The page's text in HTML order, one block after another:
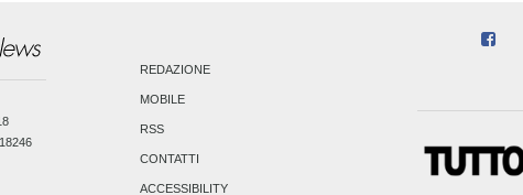
REDAZIONE
MOBILE
RSS
CONTATTI
ACCESSIBILITY